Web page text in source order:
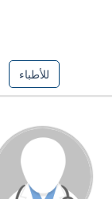
للأطباء